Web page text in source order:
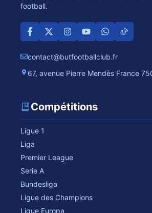
football.
contact@butfootballclub.fr
67, avenue Pierre Mendès France
Compétitions
Ligue 1
Liga
Premier League
Serie A
Bundesliga
Ligue des Champions
Ligue Europa